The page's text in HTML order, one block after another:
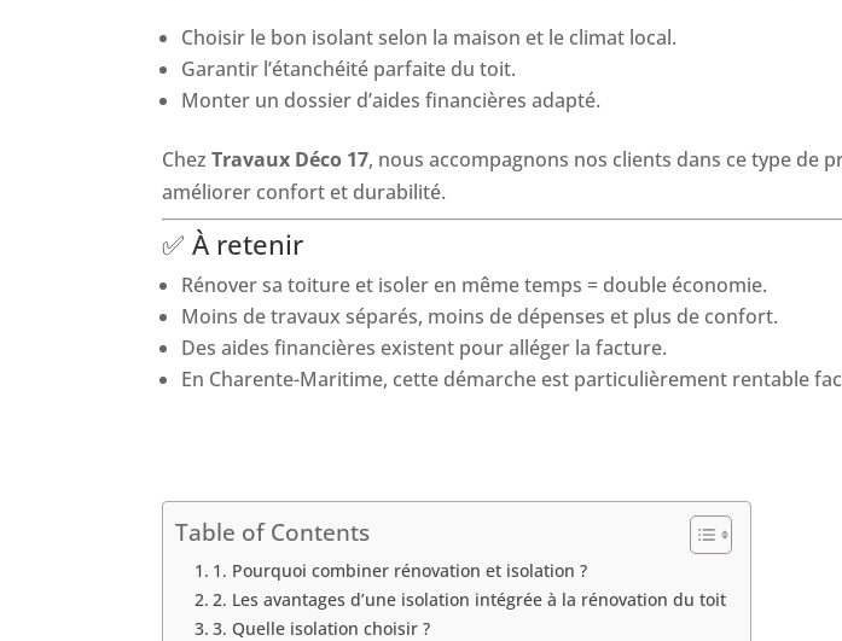
Choisir le bon isolant selon la maison et le climat local.
Garantir l’étanchéité parfaite du toit.
Monter un dossier d’aides financières adapté.
ChezTravaux Déco 17, nous accompagnons nos clients dans ce type de
améliorer confort et durabilité.
✅ À retenir
Rénover sa toiture et isoler en même temps = double économie.
Moins de travaux séparés, moins de dépenses et plus de confort.
Des aides financières existent pour alléger la facture.
En Charente-Maritime, cette démarche est particulièrement rentable
Table of Contents
1. Pourquoi combiner rénovation et isolation ?
2. Les avantages d’une isolation intégrée à la rénovation du toit
3. Quelle isolation choisir ?